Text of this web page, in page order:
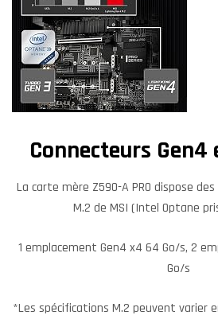
Connecteurs Gen4
La carte mère Z590-A PRO dispose
M.2 de MSI (Intel Optane
1 emplacement Gen4 x4 64 Go/s, 2
Go/s
*Les spécifications M.2 peuvent varier